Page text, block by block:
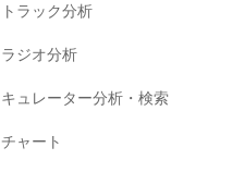
トラック分析
ラジオ分析
キュレーター分析・検索
チャート